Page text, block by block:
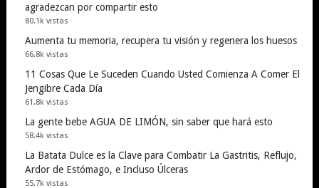
agradezcan por compartir esto
80.1k vistas
Aumenta tu memoria, recupera tu visión y regenera los huesos
66.8k vistas
11 Cosas Que Le Suceden Cuando Usted Comienza A Comer El
Jengibre Cada Día
61.8k vistas
La gente bebe AGUA DE LIMÓN, sin saber que hará esto
58.4k vistas
La Batata Dulce es la Clave para Combatir La Gastritis, Reflujo,
Ardor de Estómago, e Incluso Úlceras
55.7k vistas